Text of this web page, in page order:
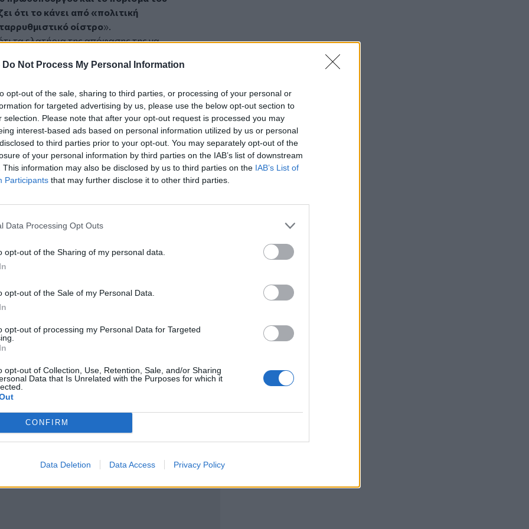
Do Not Process My Personal Information
opt-out of the sale, sharing to third parties, or processing of your personal or
for targeted advertising by us, please use the below opt-out section to
selection. Please note that after your opt-out request is processed you may
interest-based ads based on personal information utilized by us or personal
to third parties prior to your opt-out. You may separately opt-out of the
of your personal information by third parties on the IAB’s list of downstream
This information may also be disclosed by us to third parties on the IAB’s List of
Participants that may further disclose it to other third parties.
Data Processing Opt Outs
opt-out of the Sharing of my personal data.
opt-out of the Sale of my Personal Data.
opt-out of processing my Personal Data for Targeted
opt-out of Collection, Use, Retention, Sale, and/or Sharing
Data that Is Unrelated with the Purposes for which it
CONFIRM
Data Deletion Data Access Privacy Policy
ότι το κάνει από «πολιτική
οίστρο».
τα ελατήρια της απόφασης της να
είναι εντελώς ταπεινά,
επικοινωνιακή διαχείριση. Δεν
πολιτική αδυναμία» σημείωναν από
εξέταση Τριαντόπουλου-
φθορά αλλά και πιθανές νέες
των στενών συνεργατών του
ενημέρωνε για το
οι εργασίες του, επίσης θα
νέες ευθύνες»προσέθεταν
ξεφεύγει και το δημόσιο καμπανάκι
παραγραφής τον Οκτώβριο.
και κάποιοι… ευθύνονται γι’ αυτό!
την Προανακριτική και η ανακοίνωση,
Google Newsκαι στοFacebook
μας στοYouTube
Πολιτική Προστασία: Νέα εναέρια μέσα
και τεχνολογία